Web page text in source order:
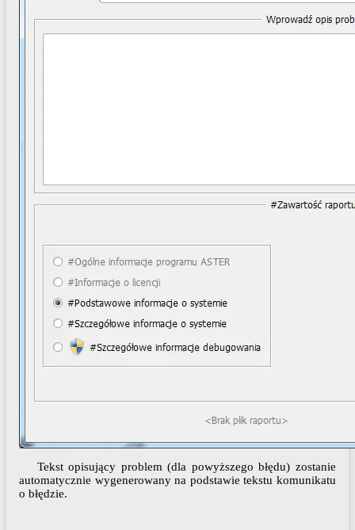
Tekst opisujący problem (dla powyższego błędu) zostanie
automatycznie wygenerowany na podstawie tekstu komunikatu
o błędzie.